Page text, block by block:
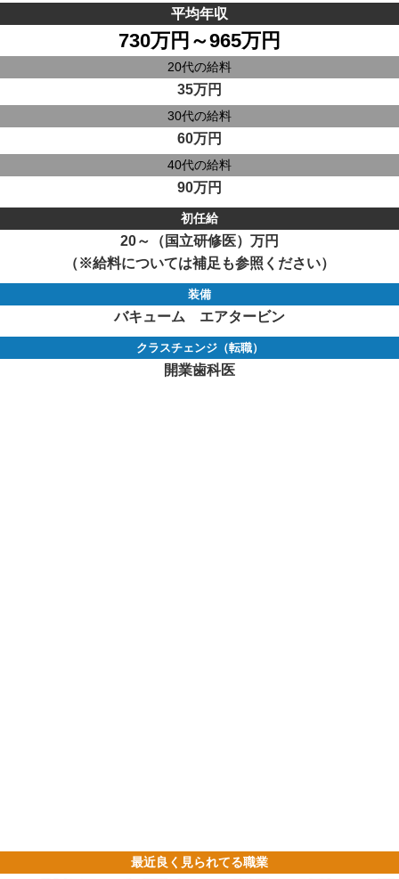
平均年収
730万円～965万円
20代の給料
35万円
30代の給料
60万円
40代の給料
90万円
初任給
20～（国立研修医）万円
（※給料については補足も参照ください）
装備
バキューム エアタービン
クラスチェンジ（転職）
開業歯科医
最近良く見られてる職業